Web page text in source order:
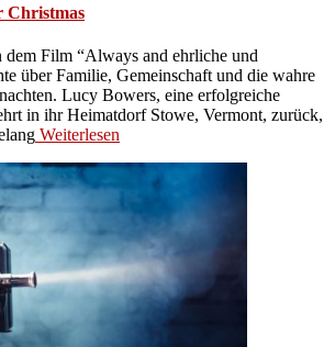
Christmas
Film “Always and ehrliche und
über Familie, Gemeinschaft und die wahre
Lucy Bowers, eine erfolgreiche
in ihr Heimatdorf Stowe, Vermont, zurück,
Weiterlesen